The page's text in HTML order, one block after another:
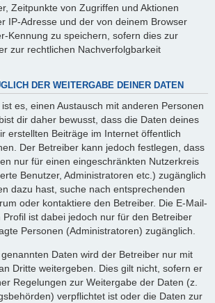
Zeitpunkte von Zugriffen und Aktionen
IP-Adresse und der von deinem Browser
Kennung zu speichern, sofern dies zur
zur rechtlichen Nachverfolgbarkeit
DER WEITERGABE DEINER DATEN
es, einen Austausch mit anderen Personen
dir daher bewusst, dass die Daten deines
erstellten Beiträge im Internet öffentlich
Der Betreiber kann jedoch festlegen, dass
nur für einen eingeschränkten Nutzerkreis
Benutzer, Administratoren etc.) zugänglich
dazu hast, suche nach entsprechenden
oder kontaktiere den Betreiber. Die E-Mail-
ist dabei jedoch nur für den Betreiber
Personen (Administratoren) zugänglich.
Daten wird der Betreiber nur mit
Dritte weitergeben. Dies gilt nicht, sofern er
Regelungen zur Weitergabe der Daten (z.
verpflichtet ist oder die Daten zur